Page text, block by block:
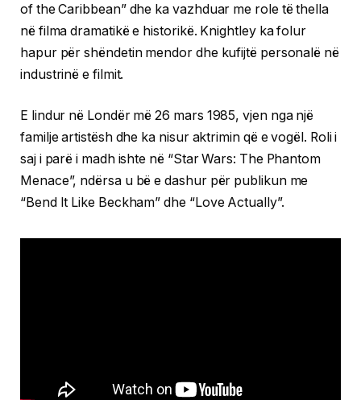
of the Caribbean” dhe ka vazhduar me role të thella
në filma dramatikë e historikë. Knightley ka folur
hapur për shëndetin mendor dhe kufijtë personalë në
industrinë e filmit.
E lindur në Londër më 26 mars 1985, vjen nga një
familje artistësh dhe ka nisur aktrimin që e vogël. Roli i
saj i parë i madh ishte në “Star Wars: The Phantom
Menace”, ndërsa u bë e dashur për publikun me
“Bend It Like Beckham” dhe “Love Actually”.